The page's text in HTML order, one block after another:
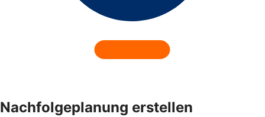
Nachfolgeplanung erstellen